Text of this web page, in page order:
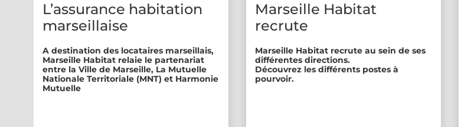
L’assurance habitation
marseillaise
A destination des locataires marseillais,
Marseille Habitat relaie le partenariat
entre la Ville de Marseille, La Mutuelle
Nationale Territoriale (MNT) et Harmonie
Mutuelle
Marseille Habitat
recrute
Marseille Habitat recrute au sein de ses
différentes directions.
Découvrez les différents postes à
pourvoir.